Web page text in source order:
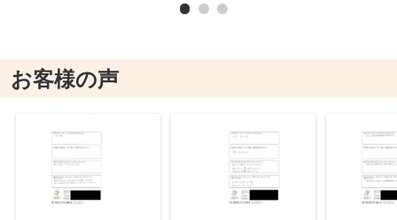
お客様の声